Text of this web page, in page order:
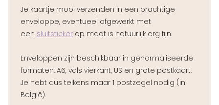
Je kaartje mooi verzenden in een prachtige
enveloppe, eventueel afgewerkt met
een sluitsticker op maat is natuurlijk erg fijn.
Enveloppen zijn beschikbaar in genormaliseerde
formaten: A6, vals vierkant, US en grote postkaart.
Je hebt dus telkens maar 1 postzegel nodig (in
België).